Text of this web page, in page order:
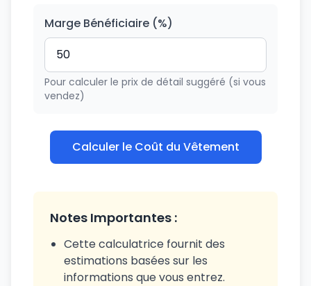
Marge Bénéficiaire (%)
Pour calculer le prix de détail suggéré (si vous
vendez)
Calculer le Coût du Vêtement
Notes Importantes :
Cette calculatrice fournit des
estimations basées sur les
informations que vous entrez.